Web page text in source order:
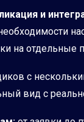
и
на отдельные
с
вид с